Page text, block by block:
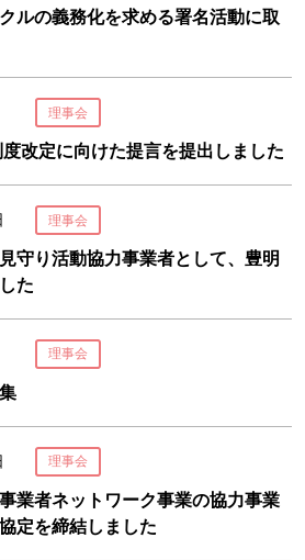
ルの義務化を求める署名活動に取
理事会
改定に向けた提言を提出しました
理事会
守り活動協力事業者として、豊明
た
理事会
理事会
業者ネットワーク事業の協力事業
定を締結しました